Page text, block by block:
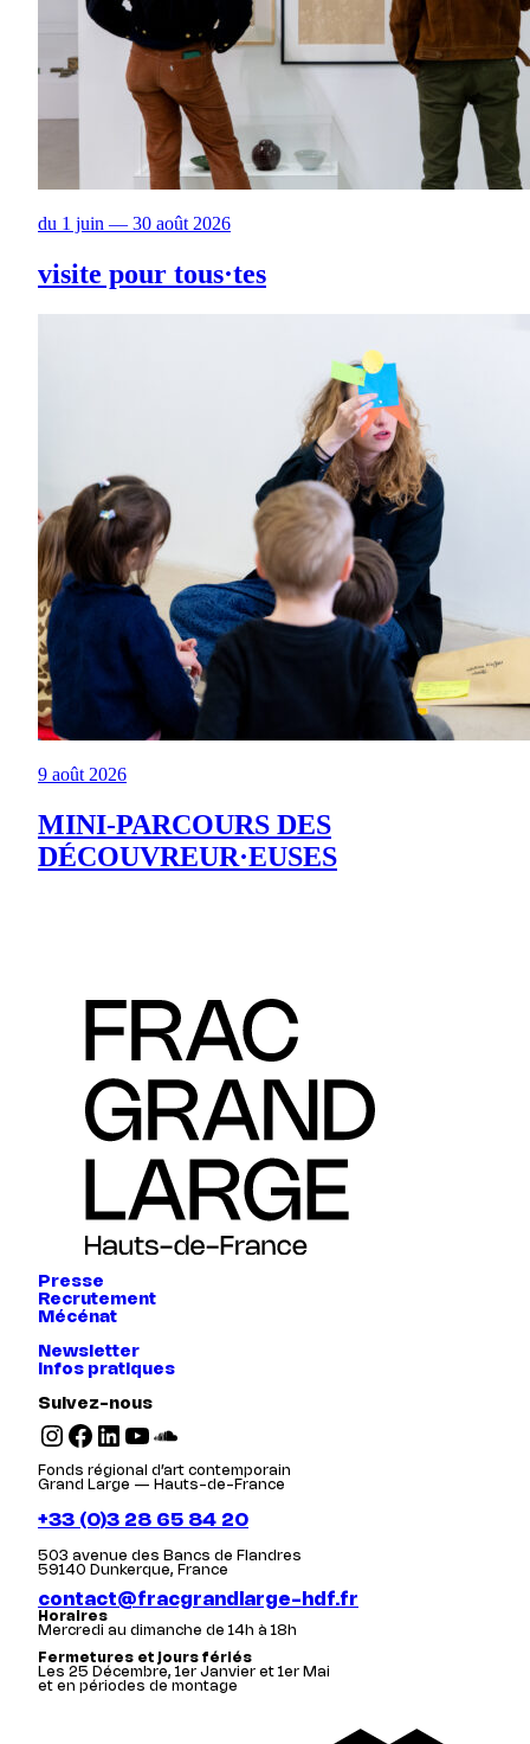
du 1 juin — 30 août 2026
visite pour tous·tes
9 août 2026
MINI-PARCOURS DES
DÉCOUVREUR·EUSES
Presse
Recrutement
Mécénat
Newsletter
Infos pratiques
Suivez-nous
Instagram Facebook LinkedIn YouTube SoundCloud
Fonds régional d’art contemporain
Grand Large — Hauts-de-France
+33 (0)3 28 65 84 20
503 avenue des Bancs de Flandres
59140 Dunkerque, France
contact@fracgrandlarge-hdf.fr
Horaires
Mercredi au dimanche de 14h à 18h
Fermetures et jours fériés
Les 25 Décembre, 1er Janvier et 1er Mai
et en périodes de montage